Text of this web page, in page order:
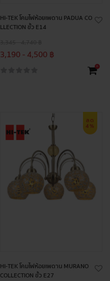
HI-TEK โคมไฟห้อยเพดาน PADUA CO
LLECTION ขั้ว E14
3,190 - 4,500 ฿
+
ลด
4%
HI-TEK โคมไฟห้อยเพดาน MURANO
COLLECTION ขั้ว E27